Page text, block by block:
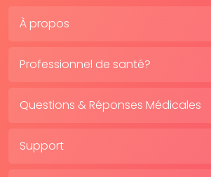
À propos
Professionnel de santé?
Questions & Réponses Médicales
Support